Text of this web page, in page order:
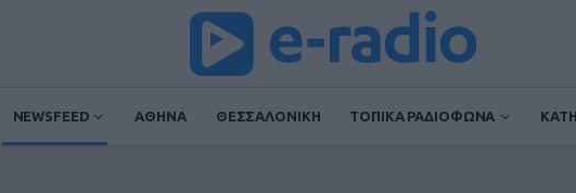
NEWSFEED ΑΘΗΝΑ ΘΕΣΣΑΛΟΝΙΚΗ ΤΟΠΙΚΑ ΡΑΔΙΟΦΩΝΑ